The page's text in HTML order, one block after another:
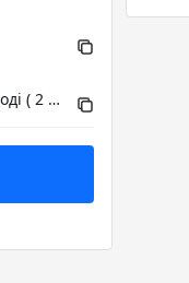
Оплата за послуги (офлайн-участь в заході ( 2 учасники))